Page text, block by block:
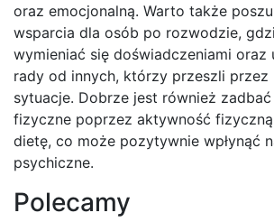
oraz emocjonalną. Warto także
wsparcia dla osób po rozwodzie,
wymieniać się doświadczeniami oraz
rady od innych, którzy przeszli przez
sytuacje. Dobrze jest również
fizyczne poprzez aktywność
dietę, co może pozytywnie wpłynąć
psychiczne.
Polecamy